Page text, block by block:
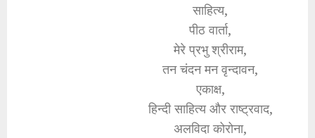
साहित्य,
पीठ वार्ता,
मेरे प्रभु श्रीराम,
तन चंदन मन वृन्दावन,
एकाक्ष,
हिन्दी साहित्य और राष्ट्रवाद,
अलविदा कोरोना,